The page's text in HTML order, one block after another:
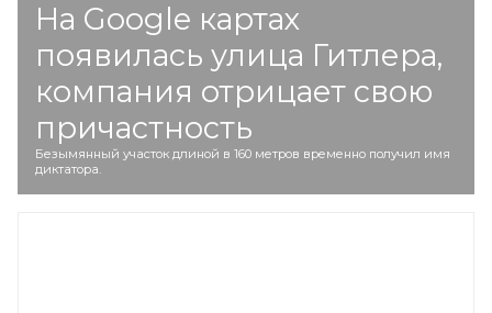
На Google картах
появилась улица Гитлера,
компания отрицает свою
причастность
Безымянный участок длиной в 160 метров временно получил имя
диктатора.